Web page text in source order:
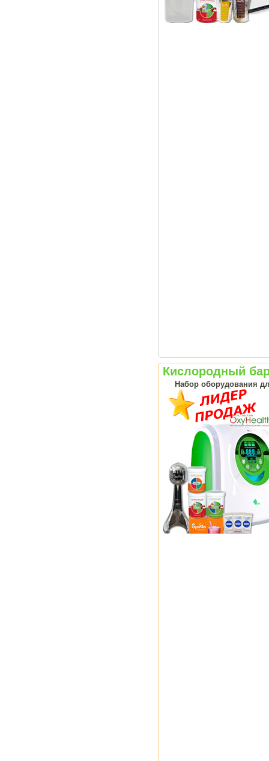
Кислородный
Набор оборудования